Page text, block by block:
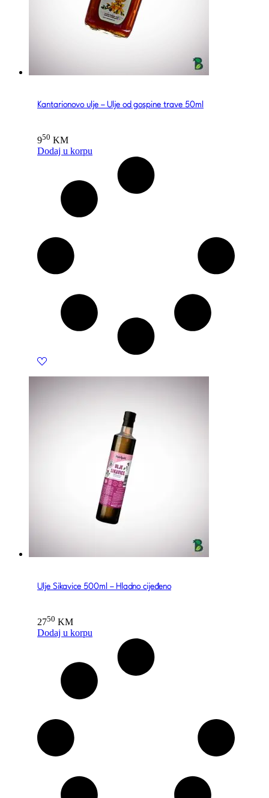
Kantarionovo ulje – Ulje od gospine trave 50ml
950 KM
Dodaj u korpu
Ulje Sikavice 500ml – Hladno cijeđeno
2750 KM
Dodaj u korpu